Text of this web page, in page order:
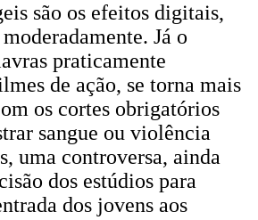
são os efeitos digitais,
Já o
praticamente
de ação, se torna mais
os cortes obrigatórios
sangue ou violência
uma controversa, ainda
dos estúdios para
dos jovens aos